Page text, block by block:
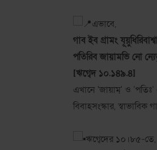
এভাবে,
গাব ইব গ্রামং
পতিরিব জায়ামভি নো
[ঋগ্বেদ ১০.১৪৯.৪]
এখানে 'জায়াম্' ও 'পতিঃ'
বিবাহসংস্কার, স্বাভাবিক
ঋগ্বেদের ১০।৮৫-তে,